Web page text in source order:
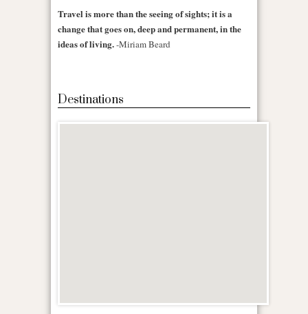
Travel is more than the seeing of sights; it is a
change that goes on, deep and permanent, in the
ideas of living.-Miriam Beard
Destinations